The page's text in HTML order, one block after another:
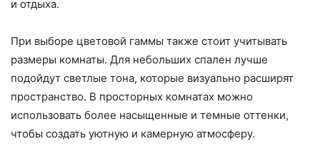
и отдыха.
При выборе цветовой гаммы также стоит учитывать
размеры комнаты. Для небольших спален лучше
подойдут светлые тона, которые визуально расширят
пространство. В просторных комнатах можно
использовать более насыщенные и темные оттенки,
чтобы создать уютную и камерную атмосферу.